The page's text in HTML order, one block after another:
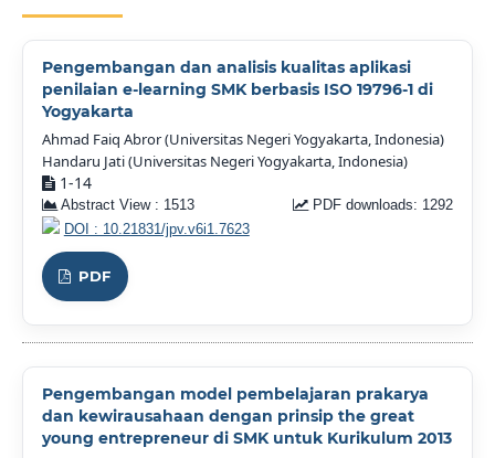
Pengembangan dan analisis kualitas aplikasi
penilaian e-learning SMK berbasis ISO 19796-1 di
Yogyakarta
Ahmad Faiq Abror (Universitas Negeri Yogyakarta, Indonesia)
Handaru Jati (Universitas Negeri Yogyakarta, Indonesia)
1-14
Abstract View : 1513
PDF downloads: 1292
DOI : 10.21831/jpv.v6i1.7623
PDF
Pengembangan model pembelajaran prakarya
dan kewirausahaan dengan prinsip the great
young entrepreneur di SMK untuk Kurikulum 2013